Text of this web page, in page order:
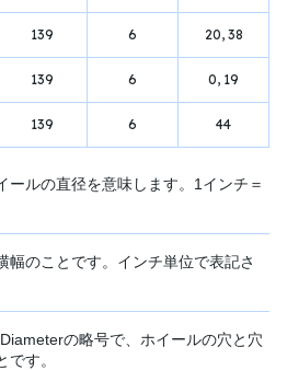
139 6 20, 38
139 6 0, 19
139 6 44
ールの直径を意味します。1インチ＝
幅のことです。インチ単位で表記さ
の略号で、ホイールの穴と穴
です。